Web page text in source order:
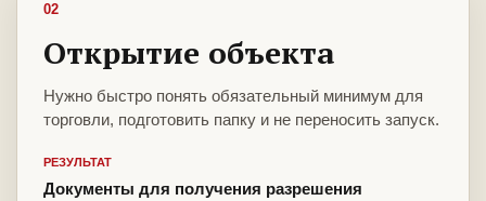
02
Открытие объекта
Нужно быстро понять обязательный минимум для
торговли, подготовить папку и не переносить запуск.
РЕЗУЛЬТАТ
Документы для получения разрешения